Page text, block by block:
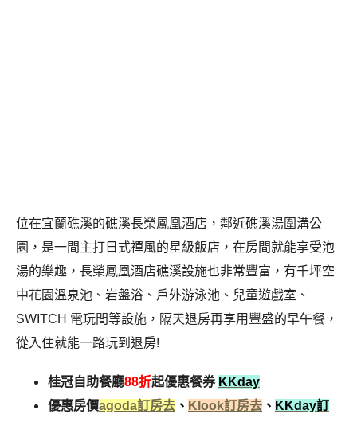
位在宜蘭礁溪的礁溪長榮鳳凰酒店 ，鄰近礁溪湯圍溝公
園 ，是一間主打 日式禪風的星級飯店，在房間就能享受泡
湯的樂趣，長榮鳳凰酒店礁溪設施也非常豐富，有千坪空
中花園溫泉池 、岩盤浴、戶外游泳池、兒童遊戲室、
SWITCH 電玩間等設施，隔天退房再享用豐盛的早午餐，
從入住就能一路玩到退房!
桂冠自助餐廳88折起優惠餐券 KKday
優惠房價agoda訂房去 、 Klook訂房去 、 KKday訂